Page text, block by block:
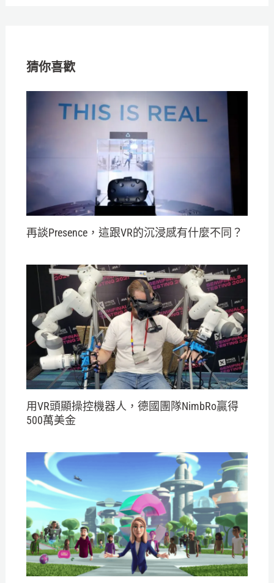
猜你喜歡
再談Presence，這跟VR的沉浸感有什麼不同？
用VR頭顯操控機器人，德國團隊NimbRo贏得
500萬美金